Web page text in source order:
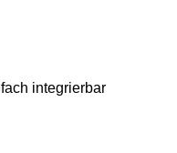
integrierbar